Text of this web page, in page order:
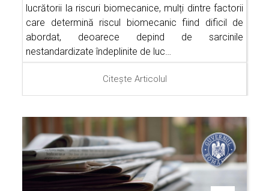
lucrătorii la riscuri biomecanice, mulți dintre factorii
care determină riscul biomecanic fiind dificil de
abordat, deoarece depind de sarcinile
nestandardizate îndeplinite de luc…
Citește Articolul